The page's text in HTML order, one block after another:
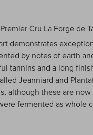
Cru La Forge de
demonstrates
by notes of earth
tannins and a long
Jeanniard and
although these are
fermented as whole